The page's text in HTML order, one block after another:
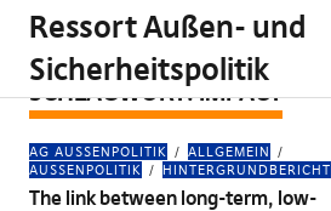
Ressort Außen- und
Sicherheitspolitik
SCHLAGWORT:IMPACT
AG AUSSENPOLITIK
ALLGEMEIN
AUSSENPOLITIK
HINTERGRUNDBERICHT
The link between long-term, low-